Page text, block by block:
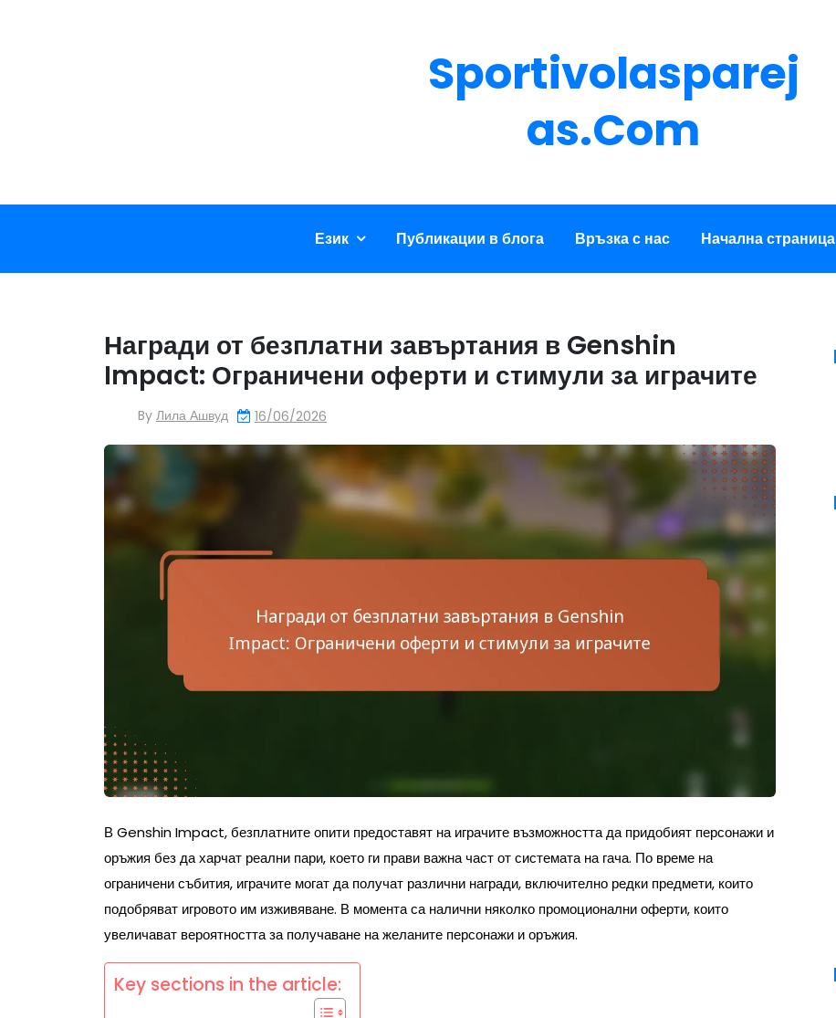
Sportivolasparej
As.com
Език Публикации в блога Връзка с нас Начална страница
Награди от безплатни завъртания в Genshin
Impact: Ограничени оферти и стимули за играчите
By Лила Ашвуд 16/06/2026
В Genshin Impact, безплатните опити предоставят на играчите възможността да придобият персонажи и
оръжия без да харчат реални пари, което ги прави важна част от системата на гача. По време на
ограничени събития, играчите могат да получат различни награди, включително редки предмети, които
подобряват игровото им изживяване. В момента са налични няколко промоционални оферти, които
увеличават вероятността за получаване на желаните персонажи и оръжия.
Key sections in the article: